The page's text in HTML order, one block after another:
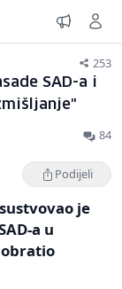
253
SAD-a i
84
Podijeli
je
a u